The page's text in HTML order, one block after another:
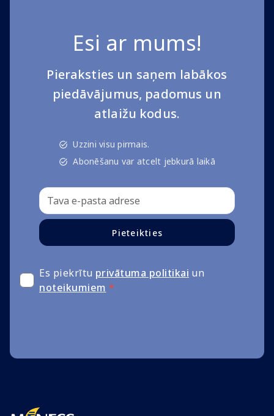
Esi ar mums!
Pieraksties un saņem labākos
piedāvājumus, padomus un
atlaižu kodus.
Uzzini visu pirmais.
Abonēšanu var atcelt jebkurā laikā
Pieteikties
Es piekrītu privātuma politikai un
noteikumiem *